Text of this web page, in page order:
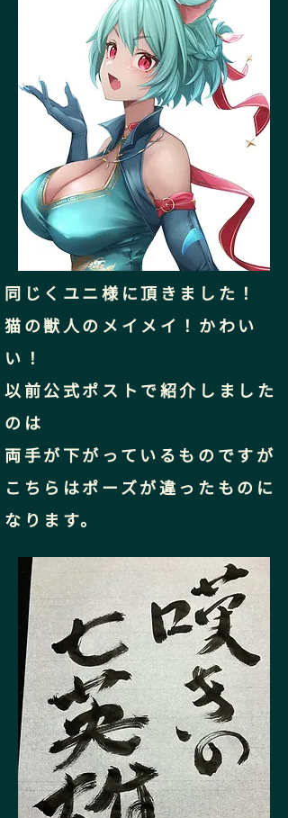
同じくユニ様に頂きました！
猫の獣人のメイメイ！かわい
い！
以前公式ポストで紹介しました
のは
両手が下がっているものですが
こちらはポーズが違ったものに
なります。